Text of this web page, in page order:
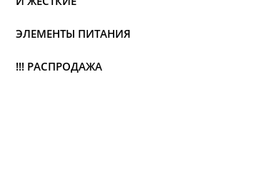
ЭЛЕМЕНТЫ ПИТАНИЯ
!!! РАСПРОДАЖА